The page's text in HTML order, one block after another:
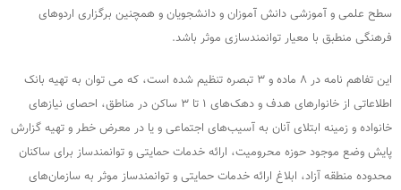
سطح علمی و آموزشی دانش آموزان و دانشجویان و همچنین برگزاری اردوهای
فرهنگی منطبق با معیار توانمندسازی موثر باشد.
این تفاهم نامه در ۸ ماده و ۳ تبصره تنظیم شده است، که می توان به تهیه بانک
اطلاعاتی از خانوارهای هدف و دهک‌های ۱ تا ۳ ساکن در مناطق، احصای نیازهای
خانواده و زمینه ابتلای آنان به آسیب‌های اجتماعی و یا در معرض خطر و تهیه گزارش
پایش وضع موجود حوزه محرومیت، ارائه خدمات حمایتی و توانمندساز برای ساکنان
محدوده منطقه آزاد، ابلاغ ارائه خدمات حمایتی و توانمندساز موثر به سازمان‌های